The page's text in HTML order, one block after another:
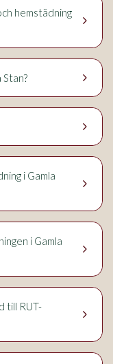
keyboard_arrow_right
hemstädning
keyboard_arrow_right
keyboard_arrow_right
keyboard_arrow_right
i Gamla
keyboard_arrow_right
i Gamla
keyboard_arrow_right
till RUT-